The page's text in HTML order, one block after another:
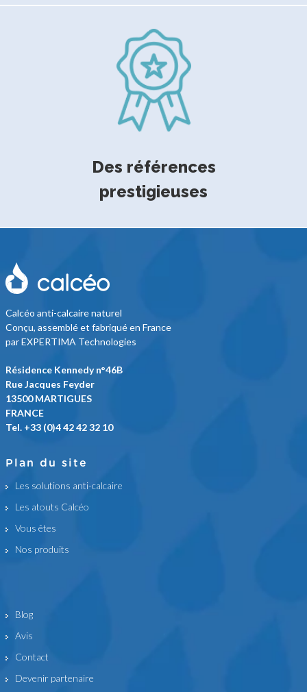
Des références
prestigieuses
Calcéo anti-calcaire naturel
Conçu, assemblé et fabriqué en France
par EXPERTIMA Technologies
Résidence Kennedy n°46B
Rue Jacques Feyder
13500 MARTIGUES
FRANCE
Tel. +33 (0)4 42 42 32 10
Plan du site
Les solutions anti-calcaire
Les atouts Calcéo
Vous êtes
Nos produits
Blog
Avis
Contact
Devenir partenaire